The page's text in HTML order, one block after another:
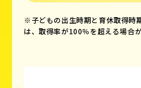
※子どもの出生時期と育休取得時
は、取得率が100％を超える場合が